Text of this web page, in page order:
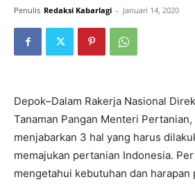
Penulis Redaksi Kabarlagi - Januari 14, 2020
Depok–Dalam Rakerja Nasional
Tanaman Pangan Menteri Pertanian,
menjabarkan 3 hal yang harus
memajukan pertanian Indonesia.
mengetahui kebutuhan dan